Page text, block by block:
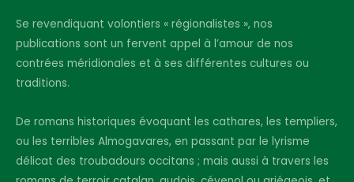
Se revendiquant volontiers « régionalistes », nos
publications sont un fervent appel à l’amour de nos
contrées méridionales et à ses différentes cultures ou
traditions.
De romans historiques évoquant les cathares, les templiers,
ou les terribles Almogavares, en passant par le lyrisme
délicat des troubadours occitans ; mais aussi à travers les